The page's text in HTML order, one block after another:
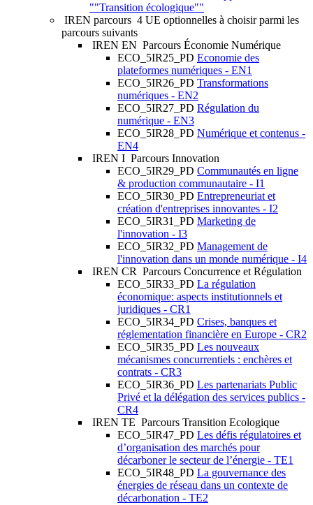
""Transition écologique""
IREN parcours 4 UE optionnelles à choisir parmi les
parcours suivants
IREN EN Parcours Économie Numérique
ECO_5IR25_PD Economie des
plateformes numériques - EN1
ECO_5IR26_PD Transformations
numériques - EN2
ECO_5IR27_PD Régulation du
numérique - EN3
ECO_5IR28_PD Numérique et contenus -
EN4
IREN I Parcours Innovation
ECO_5IR29_PD Communautés en ligne
& production communautaire - I1
ECO_5IR30_PD Entrepreneuriat et
création d'entreprises innovantes - I2
ECO_5IR31_PD Marketing de
l'innovation - I3
ECO_5IR32_PD Management de
l'innovation dans un monde numérique - I4
IREN CR Parcours Concurrence et Régulation
ECO_5IR33_PD La régulation
économique: aspects institutionnels et
juridiques - CR1
ECO_5IR34_PD Crises, banques et
réglementation financière en Europe - CR2
ECO_5IR35_PD Les nouveaux
mécanismes concurrentiels : enchères et
contrats - CR3
ECO_5IR36_PD Les partenariats Public
Privé et la délégation des services publics -
CR4
IREN TE Parcours Transition Ecologique
ECO_5IR47_PD Les défis régulatoires et
d’organisation des marchés pour
décarboner le secteur de l’énergie - TE1
ECO_5IR48_PD La gouvernance des
énergies de réseau dans un contexte de
décarbonation - TE2